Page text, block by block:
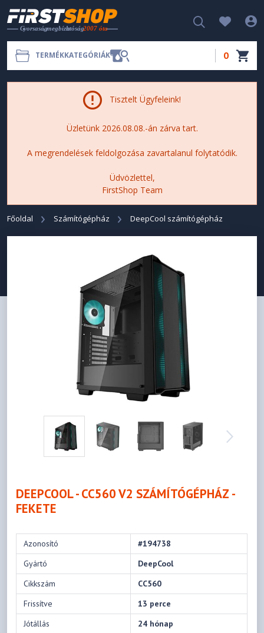
TERMÉKKATEGÓRIÁK 0
Tisztelt Ügyfeleink!
Üzletünk 2026.08.08.-án zárva tart.
A megrendelések feldolgozása zavartalanul folytatódik.
Üdvözlettel,
FirstShop Team
Főoldal Számítógépház DeepCool számítógépház
DEEPCOOL - CC560 V2 SZÁMÍTÓGÉPHÁZ -
FEKETE
Azonosító
#194738
Gyártó
DeepCool
Cikkszám
CC560
Frissítve
13 perce
Jótállás
24 hónap